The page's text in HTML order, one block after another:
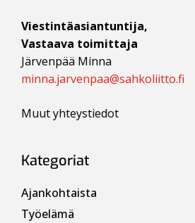
Viestintäasiantuntija,
Vastaava toimittaja
Järvenpää Minna
minna.jarvenpaa@sahkoliitto.fi
Muut yhteystiedot
Kategoriat
Ajankohtaista
Työelämä